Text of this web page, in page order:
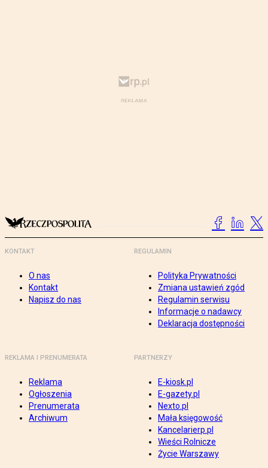
KONTAKT
O nas
Kontakt
Napisz do nas
REGULAMIN
Polityka Prywatności
Zmiana ustawień zgód
Regulamin serwisu
Informacje o nadawcy
Deklaracja dostępności
REKLAMA I PRENUMERATA
Reklama
Ogłoszenia
Prenumerata
Archiwum
PARTNERZY
E-kiosk.pl
E-gazety.pl
Nexto.pl
Mała księgowość
Kancelarierp.pl
Wieści Rolnicze
Życie Warszawy